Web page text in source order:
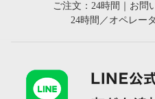
ご注文：24時間｜お問
24時間／オペレー